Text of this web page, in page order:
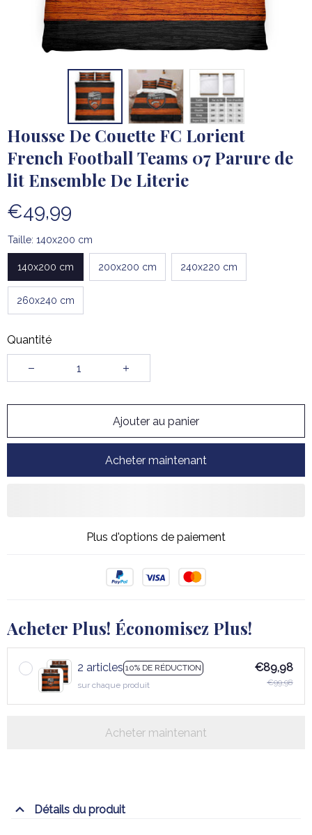
Housse De Couette FC Lorient
French Football Teams 07 Parure de
lit Ensemble De Literie
€49,99
Taille: 140x200 cm
140x200 cm 200x200 cm 240x220 cm
260x240 cm
Quantité
Ajouter au panier
Acheter maintenant
Plus d'options de paiement
Acheter Plus! Économisez Plus!
2 articles 10% DE RÉDUCTION
sur chaque produit
€89,98
€99,98
Acheter maintenant
Détails du produit